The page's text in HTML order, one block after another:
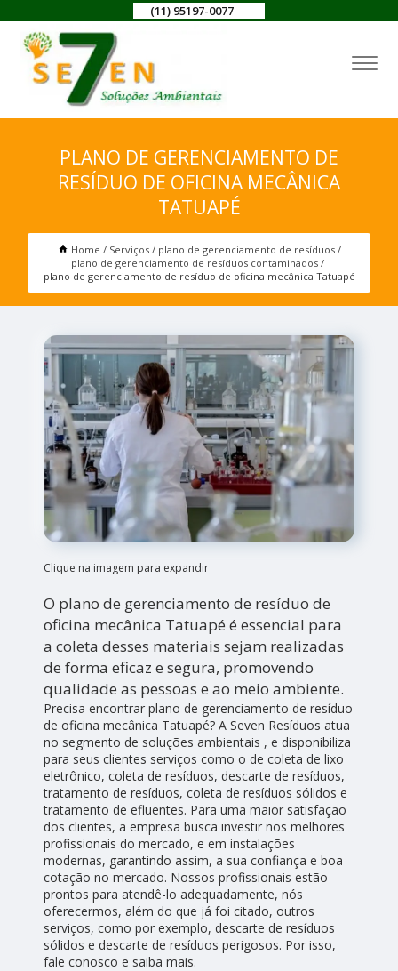
(11) 95197-0077
PLANO DE GERENCIAMENTO DE
RESÍDUO DE OFICINA MECÂNICA
TATUAPÉ
Home Serviços
plano de gerenciamento de resíduos
plano de gerenciamento de resíduos contaminados
plano de gerenciamento de resíduo de oficina mecânica Tatuapé
Clique na imagem para expandir
O plano de gerenciamento de resíduo de
oficina mecânica Tatuapé é essencial para
a coleta desses materiais sejam realizadas
de forma eficaz e segura, promovendo
qualidade as pessoas e ao meio ambiente.
Precisa encontrar plano de gerenciamento de resíduo
de oficina mecânica Tatuapé? A Seven Resíduos atua
no segmento de soluções ambientais , e disponibiliza
para seus clientes serviços como o de coleta de lixo
eletrônico, coleta de resíduos, descarte de resíduos,
tratamento de resíduos, coleta de resíduos sólidos e
tratamento de efluentes. Para uma maior satisfação
dos clientes, a empresa busca investir nos melhores
profissionais do mercado, e em instalações
modernas, garantindo assim, a sua confiança e boa
cotação no mercado. Nossos profissionais estão
prontos para atendê-lo adequadamente, nós
oferecermos, além do que já foi citado, outros
serviços, como por exemplo, descarte de resíduos
sólidos e descarte de resíduos perigosos. Por isso,
fale conosco e saiba mais.